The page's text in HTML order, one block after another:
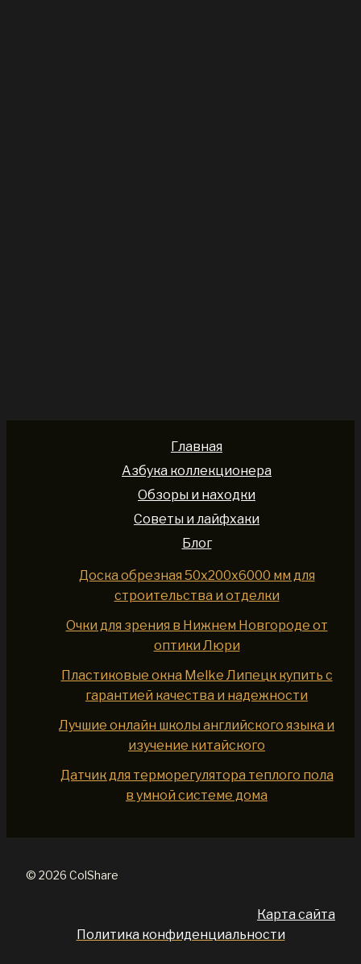
Главная
Азбука коллекционера
Обзоры и находки
Советы и лайфхаки
Блог
Доска обрезная 50x200x6000 мм для
строительства и отделки
Очки для зрения в Нижнем Новгороде от
оптики Люри
Пластиковые окна Melke Липецк купить с
гарантией качества и надежности
Лучшие онлайн школы английского языка и
изучение китайского
Датчик для терморегулятора теплого пола
в умной системе дома
© 2026 ColShare
Карта сайта
Политика конфиденциальности